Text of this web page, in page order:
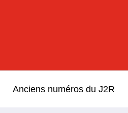
Anciens numéros du J2R